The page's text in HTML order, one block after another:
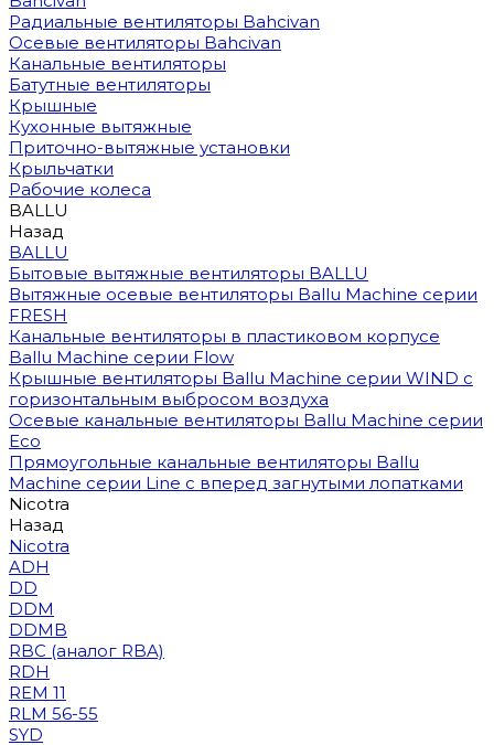
Радиальные вентиляторы Bahcivan
Осевые вентиляторы Bahcivan
Канальные вентиляторы
Батутные вентиляторы
Крышные
Кухонные вытяжные
Приточно-вытяжные установки
Крыльчатки
Рабочие колеса
BALLU
Назад
BALLU
Бытовые вытяжные вентиляторы BALLU
Вытяжные осевые вентиляторы Ballu Machine серии
FRESH
Канальные вентиляторы в пластиковом корпусе
Ballu Machine серии Flow
Крышные вентиляторы Ballu Machine серии WIND с
горизонтальным выбросом воздуха
Осевые канальные вентиляторы Ballu Machine серии
Eco
Прямоугольные канальные вентиляторы Ballu
Machine серии Line с вперед загнутыми лопатками
Nicotra
Назад
Nicotra
ADH
DD
DDM
DDMB
RBC (аналог RBA)
RDH
REM 11
RLM 56-55
SYD